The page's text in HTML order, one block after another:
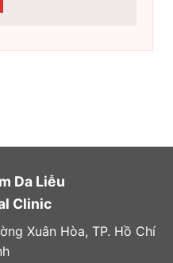
Da Liễu
Clinic
Xuân Hòa, TP. Hồ Chí